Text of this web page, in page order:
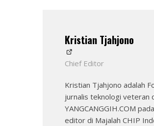
Kristian Tjahjono
Chief Editor
Kristian Tjahjono adalah
jurnalis teknologi veteran
YANGCANGGIH.COM
editor di Majalah CHIP